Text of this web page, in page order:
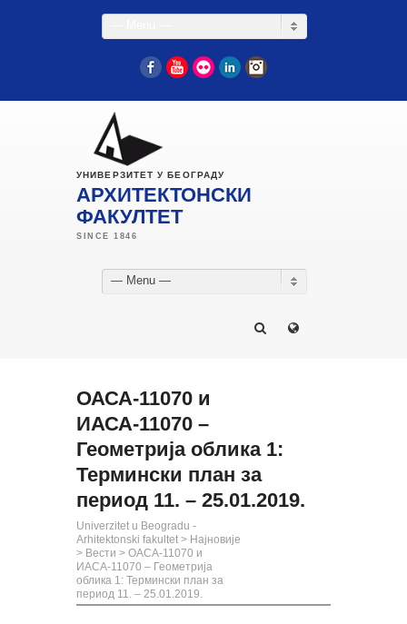
FacebookYouTube
Flickr LinkedIn
УНИВЕРЗИТЕТ У БЕОГРАДУ
АРХИТЕКТОНСКИ
ФАКУЛТЕТ
— Menu —
ОАСА-11070 и
ИАСА-11070 –
Геометрија облика 1:
Термински план за
период 11. – 25.01.2019.
Univerzitet u Beogradu -
Arhitektonski fakultet > Најновије
> Вести > ОАСА-11070 и
ИАСА-11070 – Геометрија
облика 1: Термински план за
период 11. – 25.01.2019.